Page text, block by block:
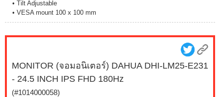
• Tilt Adjustable
• VESA mount 100 x 100 mm
MONITOR (จอมอนิเตอร์) DAHUA DHI-LM25-E231
- 24.5 INCH IPS FHD 180Hz
(#1014000058)